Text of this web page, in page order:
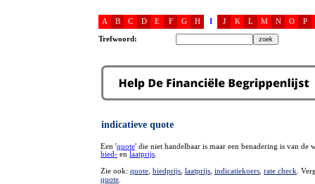
A B C D E F G H I J K L M N O P
Trefwoord:
indicatieve quote
Een 'quote' die niet handelbaar is maar een benadering is van de
bied- en laatprijs
Zie ook: quote biedprijs laatprijs indicatiekoers rate check .
quote